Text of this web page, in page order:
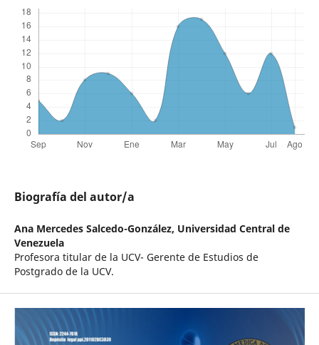
Biografía del autor/a
Ana Mercedes Salcedo-González, Universidad Central de
Venezuela
Profesora titular de la UCV- Gerente de Estudios de
Postgrado de la UCV.